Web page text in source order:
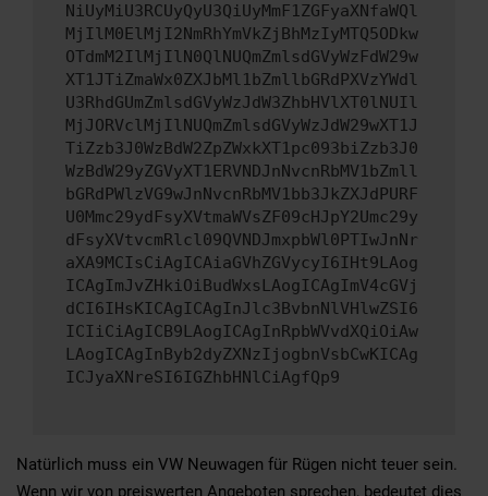
NiUyMiU3RCUyQyU3QiUyMmF1ZGFyaXNfaWQl
MjIlM0ElMjI2NmRhYmVkZjBhMzIyMTQ5ODkw
OTdmM2IlMjIlN0QlNUQmZmlsdGVyWzFdW29w
XT1JTiZmaWx0ZXJbMl1bZmllbGRdPXVzYWdl
U3RhdGUmZmlsdGVyWzJdW3ZhbHVlXT0lNUIl
MjJORVclMjIlNUQmZmlsdGVyWzJdW29wXT1J
TiZzb3J0WzBdW2ZpZWxkXT1pc093biZzb3J0
WzBdW29yZGVyXT1ERVNDJnNvcnRbMV1bZmll
bGRdPWlzVG9wJnNvcnRbMV1bb3JkZXJdPURF
U0Mmc29ydFsyXVtmaWVsZF09cHJpY2Umc29y
dFsyXVtvcmRlcl09QVNDJmxpbWl0PTIwJnNr
aXA9MCIsCiAgICAiaGVhZGVycyI6IHt9LAog
ICAgImJvZHkiOiBudWxsLAogICAgImV4cGVj
dCI6IHsKICAgICAgInJlc3BvbnNlVHlwZSI6
ICIiCiAgICB9LAogICAgInRpbWVvdXQiOiAw
LAogICAgInByb2dyZXNzIjogbnVsbCwKICAg
ICJyaXNreSI6IGZhbHNlCiAgfQp9
Natürlich muss ein VW Neuwagen für Rügen nicht teuer sein.
Wenn wir von preiswerten Angeboten sprechen, bedeutet dies